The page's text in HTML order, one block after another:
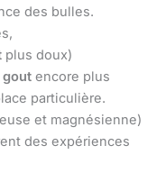
des bulles.
plus doux)
gout encore plus
particulière.
et magnésienne)
des expériences